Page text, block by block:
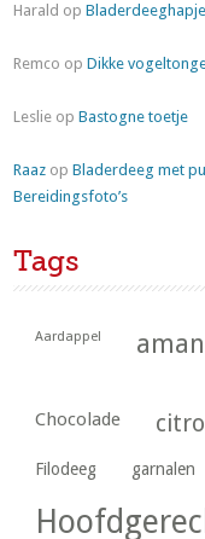
Harald op
Remco opDikke
Leslie opBastogne toetje
Raaz opBladerdeeg met
Bereidingsfoto’s
Tags
Aardappel
Chocolade
Filodeeg garnalen